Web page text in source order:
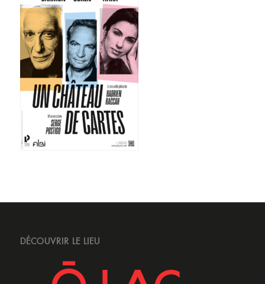
DÉCOUVRIR LE LIEU